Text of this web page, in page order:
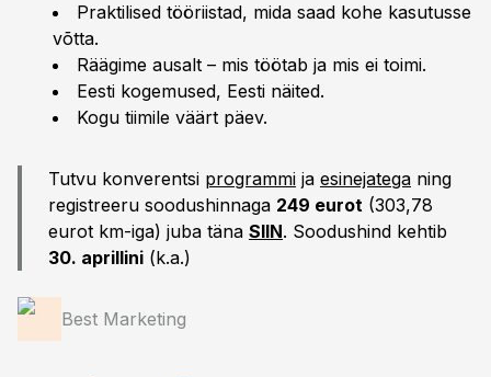
Praktilised tööriistad, mida saad kohe kasutusse
võtta.
Räägime ausalt – mis töötab ja mis ei toimi.
Eesti kogemused, Eesti näited.
Kogu tiimile väärt päev.
Tutvu konverentsi programmi ja esinejatega ning
registreeru soodushinnaga 249 eurot (303,78
eurot km-iga) juba täna SIIN. Soodushind kehtib
30. aprillini (k.a.)
Best Marketing